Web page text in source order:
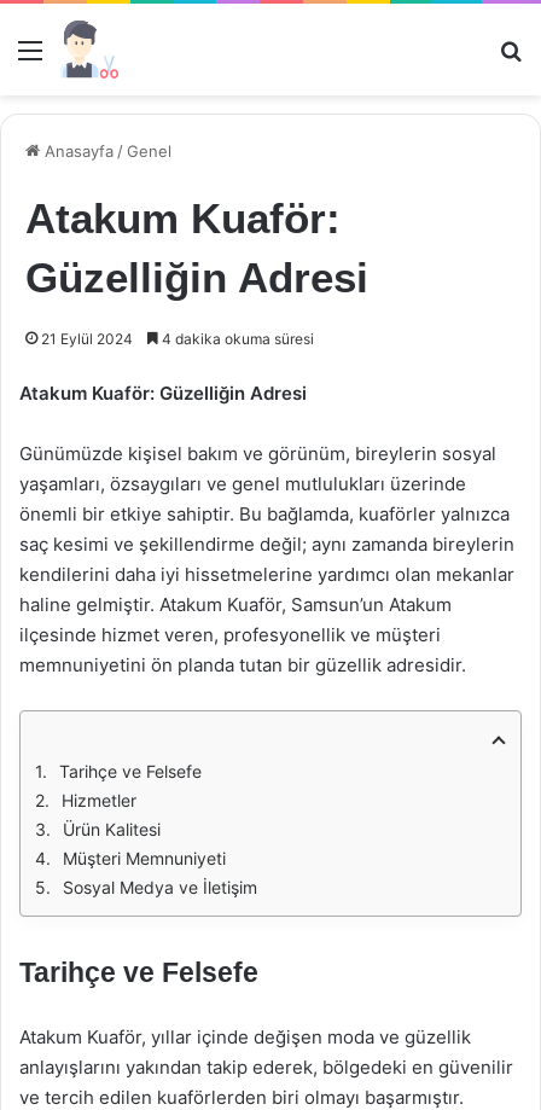
Menü
Anasayfa /Genel
Atakum Kuaför:
Güzelliğin Adresi
21 Eylül 2024 4 dakika okuma süresi
Atakum Kuaför: Güzelliğin Adresi
Günümüzde kişisel bakım ve görünüm, bireylerin sosyal
yaşamları, özsaygıları ve genel mutlulukları üzerinde
önemli bir etkiye sahiptir. Bu bağlamda, kuaförler yalnızca
saç kesimi ve şekillendirme değil; aynı zamanda bireylerin
kendilerini daha iyi hissetmelerine yardımcı olan mekanlar
haline gelmiştir. Atakum Kuaför, Samsun’un Atakum
ilçesinde hizmet veren, profesyonellik ve müşteri
memnuniyetini ön planda tutan bir güzellik adresidir.
Tarihçe ve Felsefe
Hizmetler
Ürün Kalitesi
Müşteri Memnuniyeti
Sosyal Medya ve İletişim
Tarihçe ve Felsefe
Atakum Kuaför, yıllar içinde değişen moda ve güzellik
anlayışlarını yakından takip ederek, bölgedeki en güvenilir
ve tercih edilen kuaförlerden biri olmayı başarmıştır.